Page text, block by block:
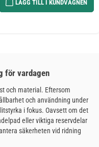
LÄGG TILL I KUNDVAGNEN
för vardagen
och material. Eftersom
och användning under
i fokus. Oavsett om det
eller viktiga reservdelar
säkerheten vid ridning